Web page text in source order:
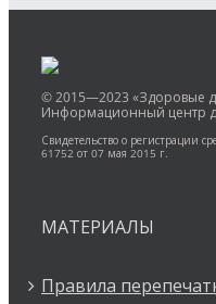
© 2015—2023 «Здоровые
Информационный центр
Свидетельство о регистрации
61752 от 07 мая 2015 г.
МАТЕРИАЛЫ
Правила